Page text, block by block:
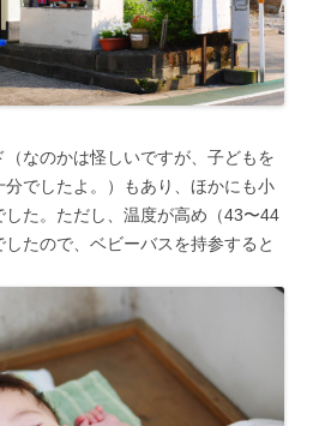
なのかは怪しいですが、子どもを
でしたよ。）もあり、ほかにも小
した。ただし、温度が高め（43〜44
たので、ベビーバスを持参すると